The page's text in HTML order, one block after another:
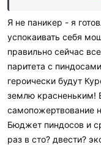
Я не паникер - я
успокаивать себя
правильно сейчас
паритета с
героически будут
землю красненьким!
самопожертвование
Бюджет пиндосов и
раз в сто? двести?